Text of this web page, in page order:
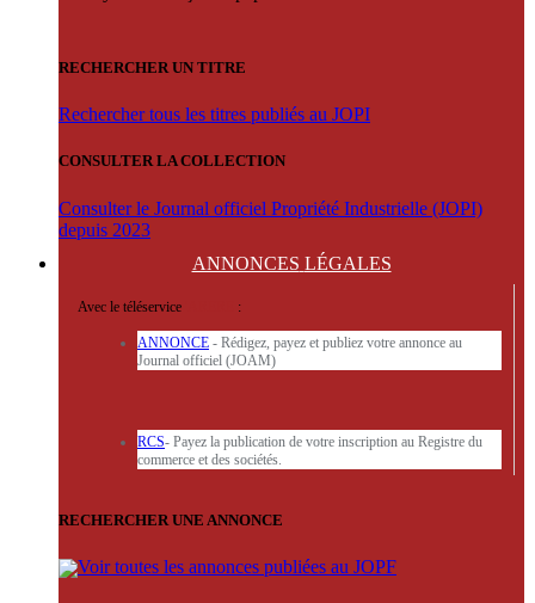
RECHERCHER UN TITRE
Rechercher tous les titres publiés au JOPI
CONSULTER LA COLLECTION
Consulter le Journal officiel Propriété Industrielle (JOPI)
depuis 2023
ANNONCES LÉGALES
Avec le téléservice :
ANNONCE - Rédigez, payez et publiez votre annonce au
Journal officiel (JOAM)
RCS- Payez la publication de votre inscription au Registre du
commerce et des sociétés.
RECHERCHER UNE ANNONCE
Voir toutes les annonces publiées au JOPF